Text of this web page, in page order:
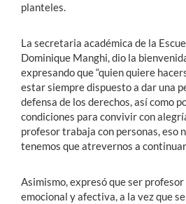
planteles.
La secretaria académica de la
Dominique Manghi, dio la
expresando que “quien quiere
estar siempre dispuesto a dar una
defensa de los derechos, así como
condiciones para convivir con
profesor trabaja con personas, eso
tenemos que atrevernos a continuar
Asimismo, expresó que ser
emocional y afectiva, a la vez que